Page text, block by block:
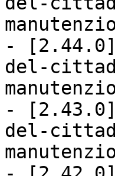
-
del-
-
del-